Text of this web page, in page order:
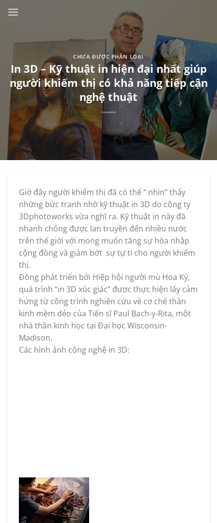
CHƯA ĐƯỢC PHÂN LOẠI
In 3D – Kỹ thuật in hiện đại nhất giúp
người khiếm thị có khả năng tiếp cận
nghệ thuật
Giờ đây người khiếm thị đã có thể “ nhìn” thấy
những bức tranh nhờ kỹ thuật in 3D do công ty
3Dphotoworks vừa nghĩ ra. Kỹ thuật in này đã
nhanh chóng được lan truyền đến nhiều nước
trên thế giới với mong muốn tăng sự hòa nhập
cộng đồng và giảm bớt sự tự ti cho người khiếm
thị.
Đồng phát triển bởi Hiệp hội người mù Hoa Kỳ,
quá trình “in 3D xúc giác” được thực hiện lấy cảm
hứng từ công trình nghiên cứu về cơ chế thần
kinh mềm dẻo của Tiến sĩ Paul Bach-y-Rita, một
nhà thần kinh học tại Đại học Wisconsin-
Madison.
Các hình ảnh công nghệ in 3D: